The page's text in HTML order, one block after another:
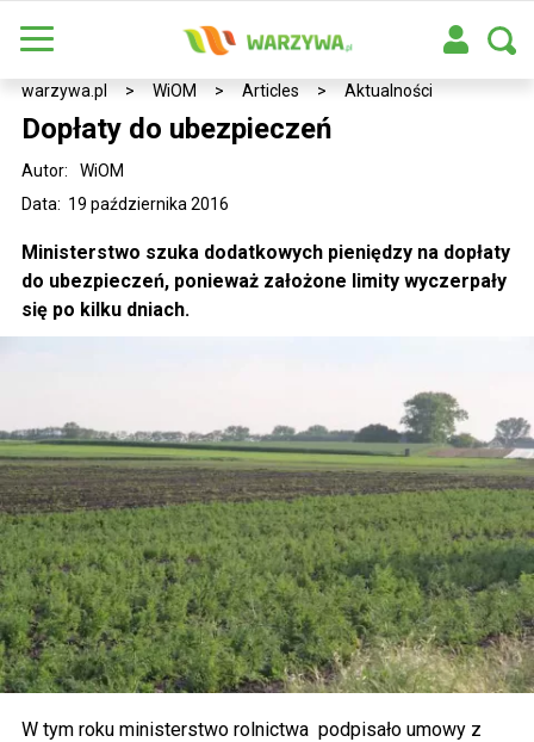
warzywa.pl > WiOM > Articles > Aktualności
Dopłaty do ubezpieczeń
Data: 19 października 2016
Autor: WiOM
Ministerstwo szuka dodatkowych pieniędzy na dopłaty
do ubezpieczeń, ponieważ założone limity wyczerpały
się po kilku dniach.
W tym roku ministerstwo rolnictwa podpisało umowy z